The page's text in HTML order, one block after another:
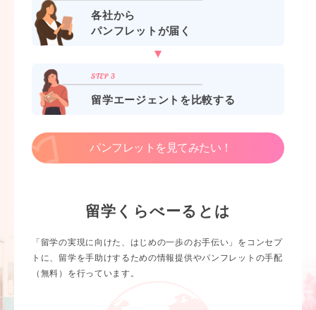
各社から
パンフレットが届く
留学エージェントを比較する
パンフレットを見てみたい！
留学くらべーるとは
「留学の実現に向けた、はじめの一歩のお手伝い」をコンセプ
トに、留学を手助けするための情報提供やパンフレットの手配
（無料）を行っています。